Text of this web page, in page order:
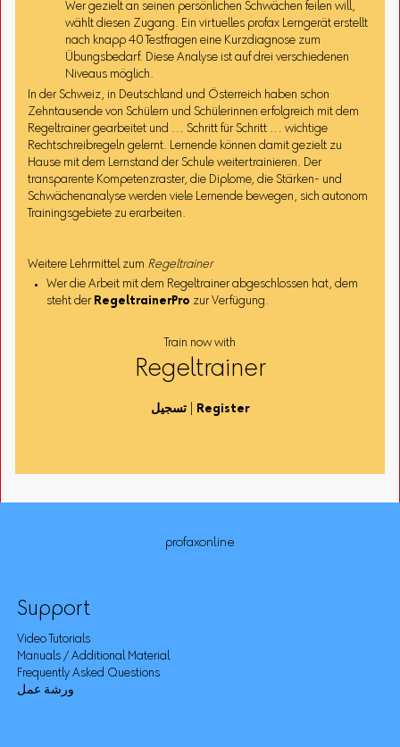
Wer gezielt an seinen persönlichen Schwächen feilen will,
wählt diesen Zugang. Ein virtuelles profax Lerngerät erstellt
nach knapp 40 Testfragen eine Kurzdiagnose zum
Übungsbedarf. Diese Analyse ist auf drei verschiedenen
Niveaus möglich.
In der Schweiz, in Deutschland und Österreich haben schon
Zehntausende von Schülern und Schülerinnen erfolgreich mit dem
Regeltrainer gearbeitet und … Schritt für Schritt … wichtige
Rechtschreibregeln gelernt. Lernende können damit gezielt zu
Hause mit dem Lernstand der Schule weitertrainieren. Der
transparente Kompetenzraster, die Diplome, die Stärken- und
Schwächenanalyse werden viele Lernende bewegen, sich autonom
Trainingsgebiete zu erarbeiten.
Weitere Lehrmittel zum Regeltrainer
Wer die Arbeit mit dem Regeltrainer abgeschlossen hat, dem
steht der RegeltrainerPro zur Verfügung.
Train now with
Regeltrainer
تسجيل| Register
profaxonline
Support
Video Tutorials
Manuals / Additional Material
Frequently Asked Questions
ورشة عمل